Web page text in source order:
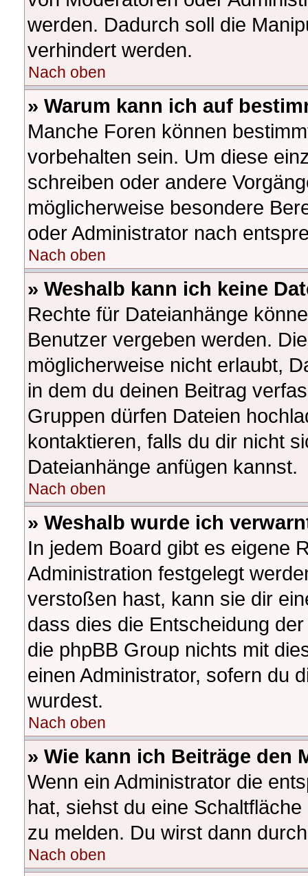
werden. Dadurch soll die
verhindert werden.
Nach oben
» Warum kann ich auf
Manche Foren können
vorbehalten sein. Um diese
schreiben oder andere
möglicherweise besondere
oder Administrator nach
Nach oben
» Weshalb kann ich keine
Rechte für Dateianhänge
Benutzer vergeben werden.
möglicherweise nicht erlaubt,
in dem du deinen Beitrag
Gruppen dürfen Dateien
kontaktieren, falls du dir nicht
Dateianhänge anfügen kannst.
Nach oben
» Weshalb wurde ich
In jedem Board gibt es eigene
Administration festgelegt
verstoßen hast, kann sie dir
dass dies die Entscheidung
die phpBB Group nichts mit
einen Administrator, sofern du
wurdest.
Nach oben
» Wie kann ich Beiträge den
Wenn ein Administrator die
hat, siehst du eine
zu melden. Du wirst dann
Nach oben